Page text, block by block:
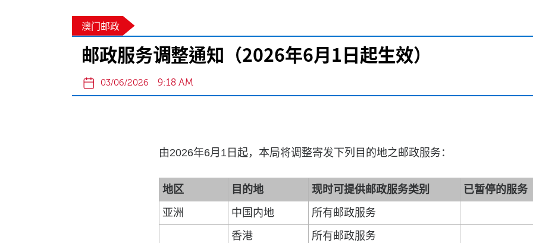
澳门邮政
邮政服务调整通知（2026年6月1日起生效）
03/06/2026 9:18 AM
由2026年6月1日起，本局将调整寄发下列目的地之邮政服务：
地区 目的地 现时可提供邮政服务类别
已暂停的服务
亚洲
中国内地
所有邮政服务
香港
所有邮政服务